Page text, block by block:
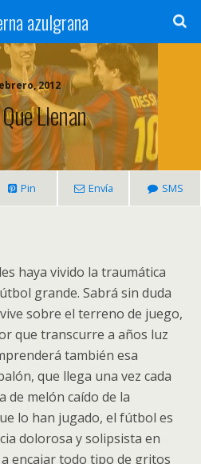
azulgrana
2012
Llenan
Pin Envía SMS
haya vivido la traumática
grande. Sabrá sin duda
sobre el terreno de juego,
que transcurre a años luz
también esa
que llega una vez cada
de melón caído de la
lo han jugado, el fútbol es
dolorosa y solipsista en
encajar todo tipo de gritos